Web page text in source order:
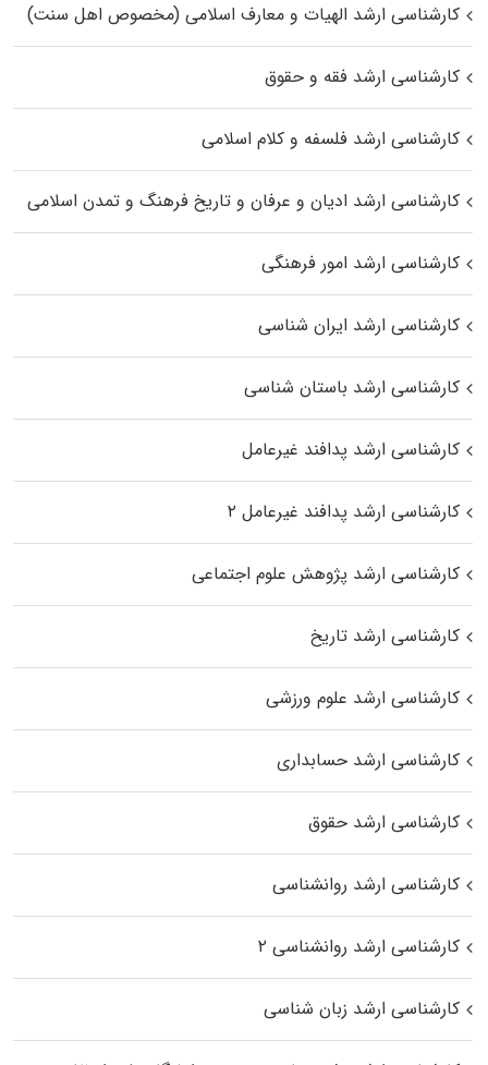
کارشناسی ارشد الهیات و معارف اسلامی (مخصوص اهل سنت)
کارشناسی ارشد فقه و حقوق
کارشناسی ارشد فلسفه و کلام اسلامی
کارشناسی ارشد ادیان و عرفان و تاریخ فرهنگ و تمدن اسلامی
کارشناسی ارشد امور فرهنگی
کارشناسی ارشد ایران شناسی
کارشناسی ارشد باستان شناسی
کارشناسی ارشد پدافند غیرعامل
کارشناسی ارشد پدافند غیرعامل ۲
کارشناسی ارشد پژوهش علوم اجتماعی
کارشناسی ارشد تاریخ
کارشناسی ارشد علوم ورزشی
کارشناسی ارشد حسابداری
کارشناسی ارشد حقوق
کارشناسی ارشد روانشناسی
کارشناسی ارشد روانشناسی ۲
کارشناسی ارشد زبان شناسی